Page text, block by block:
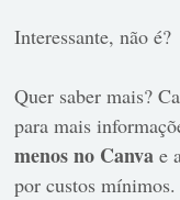
Interessante, não é?
Quer saber mais?
para mais
menos no Canva e
por custos mínimos.